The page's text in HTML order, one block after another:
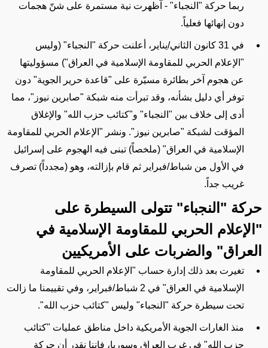
ربما حركة "النجباء" - آظهرت نية مستمرة على شنّ هجمات
دون إنهائها فعلياً.
في 31 كانون الثاني/يناير، أعلنت حركة "النجباء"
(وليس
"الإعلام الحربي للمقاومة الإسلامية في العراق") مسؤوليتها
عن هجوم آخر بطائرة مسيّرة على "قاعدة حرير الجوية" دون
توفر أي دليل بشأنه، وقد تبرأت منه شبكة "صابرين نيوز"، مما
أدى إلى خلاف بين "النجباء" و"كتائب حزب الله" والإغلاق
المؤقت لشبكة "صابرين نيوز". ونشر "الإعلام الحربي للمقاومة
الإسلامية في العراق" (ملخصاً) تبنى فيه الهجوم على إسرائيل
في الأول من شباط/فبراير ثم قام بإزالته، وهو (مجدداً) تصرف
غريب جداً.
حركة "النجباء" تتولى السيطرة على
"الإعلام الحربي للمقاومة الإسلامية في
العراق" والضربات على الأمريكيين
تغيرت بعد ذلك إدارة حساب "الإعلام الحربي للمقاومة
الإسلامية في العراق" في 2 شباط/فبراير،
وفي تقييمنا ما زالت
تحت سيطرة حركة "النجباء" وليس "كتائب حزب الله".
منذ الغارات الجوية الأمريكية داخل مناطق عمليات "كتائب
حزب الله" في غرب العراق وسوريا، فإننا نقدر
أن حركة